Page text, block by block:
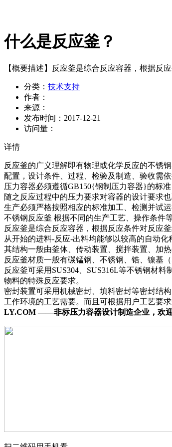
什么是反应釜？
【概要描述】 反应釜是综合反应容器，根据反
分类： 技术支持
作者：
来源：
发布时间： 2017-12-21
访问量：
详情
反应釜的广义理解即有物理或化学反应的不锈
配置，设计条件、过程、检验及制造、验收需
压力容器必须遵循GB150{钢制压力容器}的标
随之反应过程中的压力要求对容器的设计要求也
生产必须严格按照相应的标准加工、检测并试运
不锈钢反应釜 根据不同的生产工艺、操作条件
反应釜是综合反应容器，根据反应条件对反应
从开始的进料-反应-出料均能够以较高的自动
其结构一般由釜体、传动装置、搅拌装置、加
反应釜材质一般有碳锰钢、不锈钢、锆、镍基
反应釜可采用SUS304、SUS316L等不锈钢材
物料的特殊反应要求。
密封装置可采用机械密封、填料密封等密封结
工作环境的工艺需要。而且可根据用户工艺要求
LY.COM ——非标压力容器设计制造企业，欢迎